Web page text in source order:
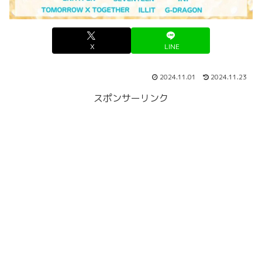
X LINE
2024.11.01 2024.11.23
スポンサーリンク